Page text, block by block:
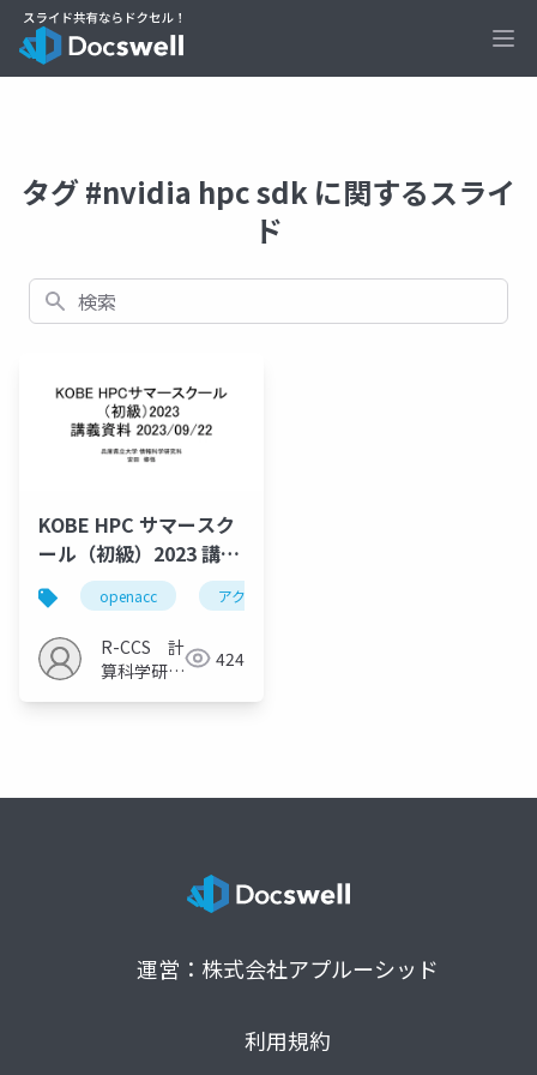
タグ #nvidia hpc sdk に関するスライ
ド
検索
KOBE HPC サマースク
ール（初級）2023 講義
14
openacc アクセラレータ計算
R-CCS 計
算科学研究
424
運営：株式会社アプルーシッド
利用規約